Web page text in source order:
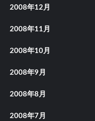
2008年12月
2008年11月
2008年10月
2008年9月
2008年8月
2008年7月